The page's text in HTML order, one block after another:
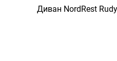
Диван NordRest